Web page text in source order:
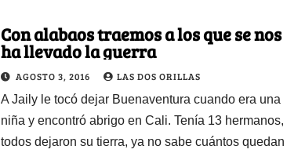
Con alabaos traemos a los que se nos
ha llevado la guerra
AGOSTO 3, 2016 LAS DOS ORILLAS
A Jaily le tocó dejar Buenaventura cuando era una
niña y encontró abrigo en Cali. Tenía 13 hermanos,
todos dejaron su tierra, ya no sabe cuántos quedan